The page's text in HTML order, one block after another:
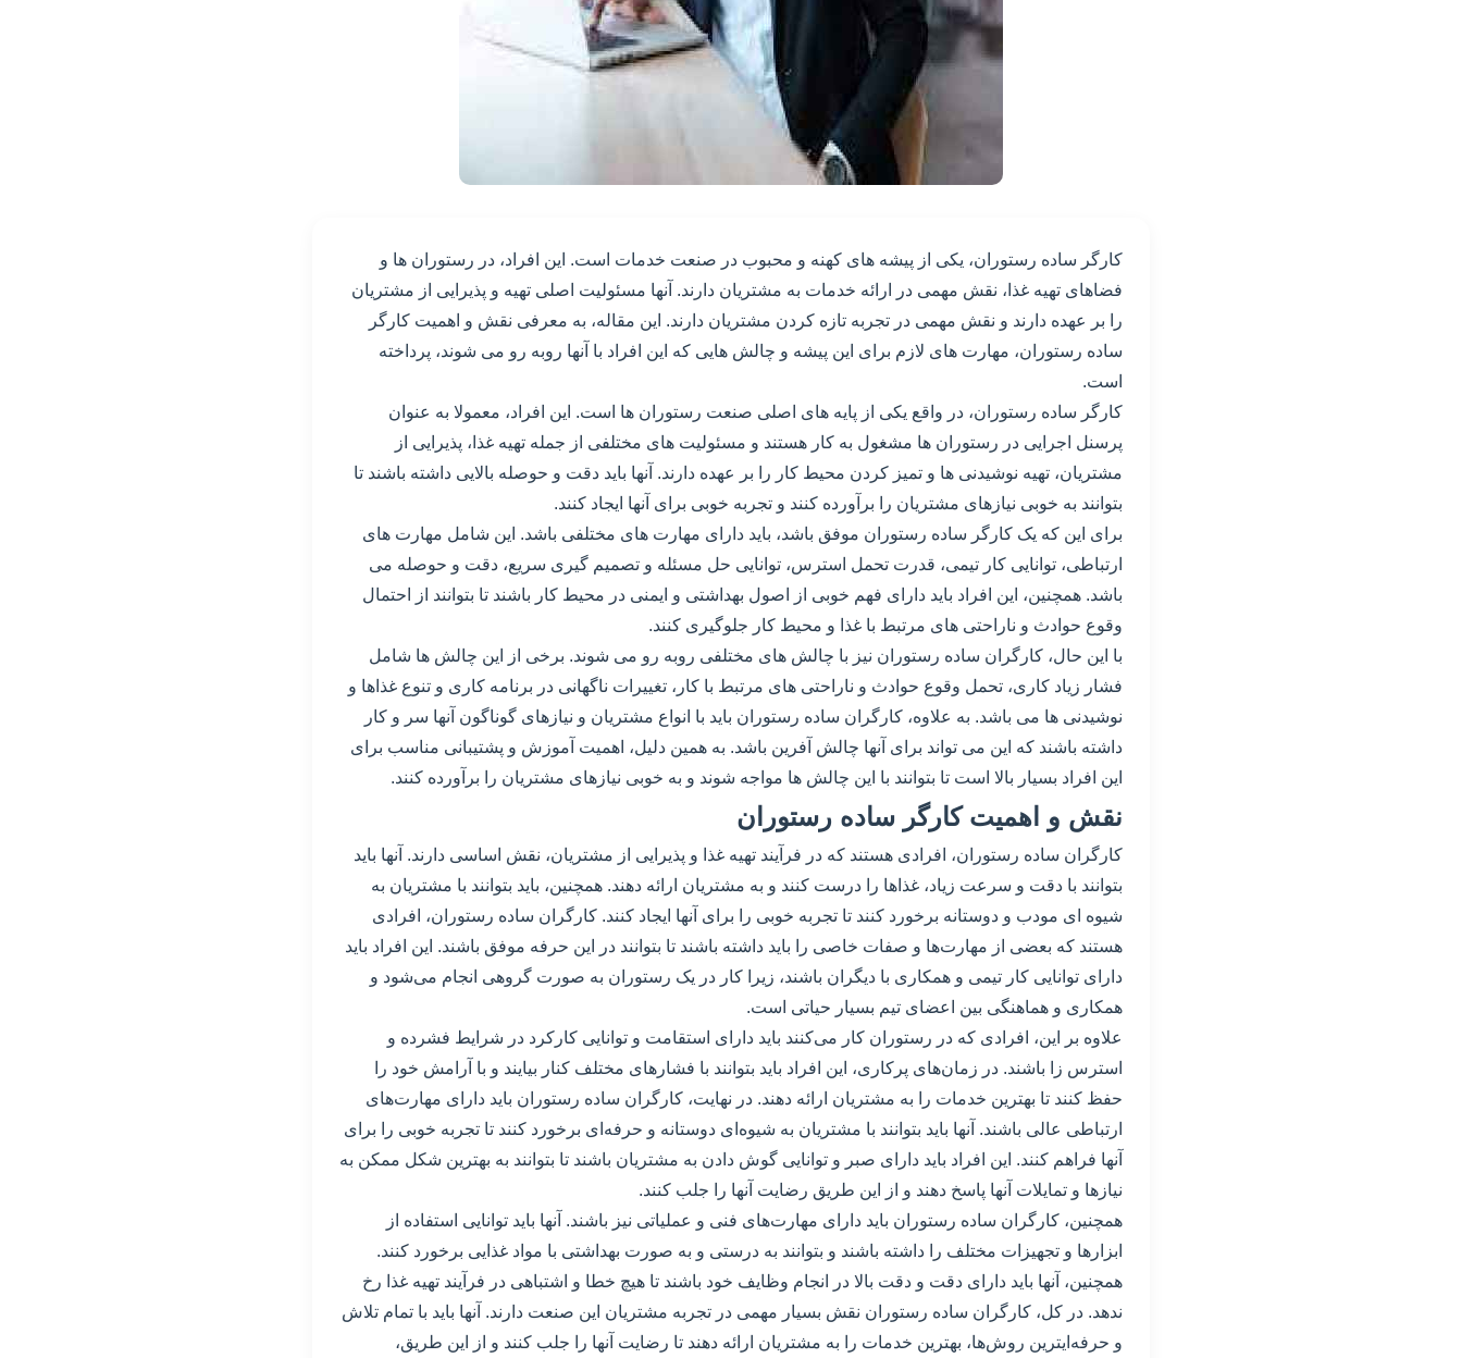
کارگر ساده رستوران، یکی از پیشه های کهنه و محبوب در صنعت خدمات است. این افراد، در رستوران ها و
فضاهای تهیه غذا، نقش مهمی در ارائه خدمات به مشتریان دارند. آنها مسئولیت اصلی تهیه و پذیرایی از مشتریان
را بر عهده دارند و نقش مهمی در تجربه تازه کردن مشتریان دارند. این مقاله، به معرفی نقش و اهمیت کارگر
ساده رستوران، مهارت های لازم برای این پیشه و چالش هایی که این افراد با آنها روبه رو می شوند، پرداخته
است.
کارگر ساده رستوران، در واقع یکی از پایه های اصلی صنعت رستوران ها است. این افراد، معمولا به عنوان
پرسنل اجرایی در رستوران ها مشغول به کار هستند و مسئولیت های مختلفی از جمله تهیه غذا، پذیرایی از
مشتریان، تهیه نوشیدنی ها و تمیز کردن محیط کار را بر عهده دارند. آنها باید دقت و حوصله بالایی داشته باشند تا
بتوانند به خوبی نیازهای مشتریان را برآورده کنند و تجربه خوبی برای آنها ایجاد کنند.
برای این که یک کارگر ساده رستوران موفق باشد، باید دارای مهارت های مختلفی باشد. این شامل مهارت های
ارتباطی، توانایی کار تیمی، قدرت تحمل استرس، توانایی حل مسئله و تصمیم گیری سریع، دقت و حوصله می
باشد. همچنین، این افراد باید دارای فهم خوبی از اصول بهداشتی و ایمنی در محیط کار باشند تا بتوانند از احتمال
وقوع حوادث و ناراحتی های مرتبط با غذا و محیط کار جلوگیری کنند.
با این حال، کارگران ساده رستوران نیز با چالش های مختلفی روبه رو می شوند. برخی از این چالش ها شامل
فشار زیاد کاری، تحمل وقوع حوادث و ناراحتی های مرتبط با کار، تغییرات ناگهانی در برنامه کاری و تنوع غذاها و
نوشیدنی ها می باشد. به علاوه، کارگران ساده رستوران باید با انواع مشتریان و نیازهای گوناگون آنها سر و کار
داشته باشند که این می تواند برای آنها چالش آفرین باشد. به همین دلیل، اهمیت آموزش و پشتیبانی مناسب برای
این افراد بسیار بالا است تا بتوانند با این چالش ها مواجه شوند و به خوبی نیازهای مشتریان را برآورده کنند.
نقش و اهمیت کارگر ساده رستوران
کارگران ساده رستوران، افرادی هستند که در فرآیند تهیه غذا و پذیرایی از مشتریان، نقش اساسی دارند. آنها باید
بتوانند با دقت و سرعت زیاد، غذاها را درست کنند و به مشتریان ارائه دهند. همچنین، باید بتوانند با مشتریان به
شیوه ای مودب و دوستانه برخورد کنند تا تجربه خوبی را برای آنها ایجاد کنند. کارگران ساده رستوران، افرادی
هستند که بعضی از مهارت‌ها و صفات خاصی را باید داشته باشند تا بتوانند در این حرفه موفق باشند. این افراد باید
دارای توانایی کار تیمی و همکاری با دیگران باشند، زیرا کار در یک رستوران به صورت گروهی انجام می‌شود و
همکاری و هماهنگی بین اعضای تیم بسیار حیاتی است.
علاوه بر این، افرادی که در رستوران کار می‌کنند باید دارای استقامت و توانایی کارکرد در شرایط فشرده و
استرس زا باشند. در زمان‌های پرکاری، این افراد باید بتوانند با فشارهای مختلف کنار بیایند و با آرامش خود را
حفظ کنند تا بهترین خدمات را به مشتریان ارائه دهند. در نهایت، کارگران ساده رستوران باید دارای مهارت‌های
ارتباطی عالی باشند. آنها باید بتوانند با مشتریان به شیوه‌ای دوستانه و حرفه‌ای برخورد کنند تا تجربه خوبی را برای
آنها فراهم کنند. این افراد باید دارای صبر و توانایی گوش دادن به مشتریان باشند تا بتوانند به بهترین شکل ممکن به
نیازها و تمایلات آنها پاسخ دهند و از این طریق رضایت آنها را جلب کنند.
همچنین، کارگران ساده رستوران باید دارای مهارت‌های فنی و عملیاتی نیز باشند. آنها باید توانایی استفاده از
ابزارها و تجهیزات مختلف را داشته باشند و بتوانند به درستی و به صورت بهداشتی با مواد غذایی برخورد کنند.
همچنین، آنها باید دارای دقت و دقت بالا در انجام وظایف خود باشند تا هیچ خطا و اشتباهی در فرآیند تهیه غذا رخ
ندهد. در کل، کارگران ساده رستوران نقش بسیار مهمی در تجربه مشتریان این صنعت دارند. آنها باید با تمام تلاش
و حرفه‌ایترین روش‌ها، بهترین خدمات را به مشتریان ارائه دهند تا رضایت آنها را جلب کنند و از این طریق،